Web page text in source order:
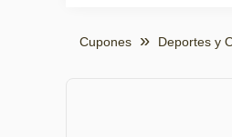
Cupones Deportes y